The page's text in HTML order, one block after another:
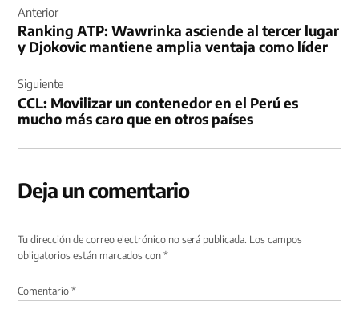
de
entradas
Anterior
Ranking ATP: Wawrinka asciende al tercer lugar
y Djokovic mantiene amplia ventaja como líder
Siguiente
CCL: Movilizar un contenedor en el Perú es
mucho más caro que en otros países
Deja un comentario
Tu dirección de correo electrónico no será publicada. Los campos
obligatorios están marcados con*
Comentario*